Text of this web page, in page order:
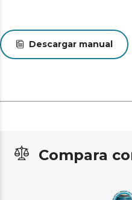
Descargar manual
Compara